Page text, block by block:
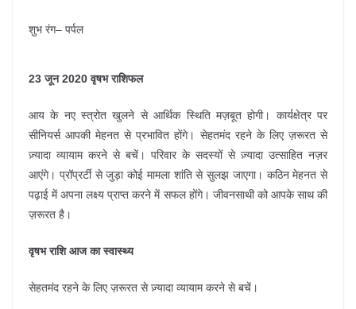
शुभ रंग– पर्पल
23 जून 2020 वृषभ राशिफल
आय के नए स्त्रोत खुलने से आर्थिक स्थिति मज़बूत होगी। कार्यक्षेत्र पर
सीनियर्स आपकी मेहनत से प्रभावित होंगे। सेहतमंद रहने के लिए ज़रूरत से
ज़्यादा व्यायाम करने से बचें। परिवार के सदस्यों से ज़्यादा उत्साहित नज़र
आएंगे। प्रॉप्रर्टी से जुड़ा कोई मामला शांति से सुलझ जाएगा। कठिन मेहनत से
पढ़ाई में अपना लक्ष्य प्राप्त करने में सफल होंगे। जीवनसाथी को आपके साथ की
ज़रूरत है।
वृषभ राशि आज का स्वास्थ्य
सेहतमंद रहने के लिए ज़रूरत से ज़्यादा व्यायाम करने से बचें।